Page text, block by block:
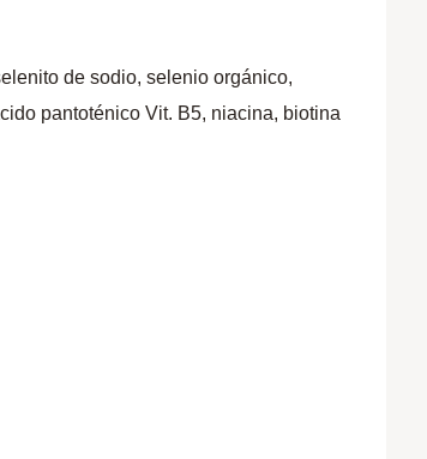
de sodio, selenio orgánico,
pantoténico Vit. B5, niacina, biotina